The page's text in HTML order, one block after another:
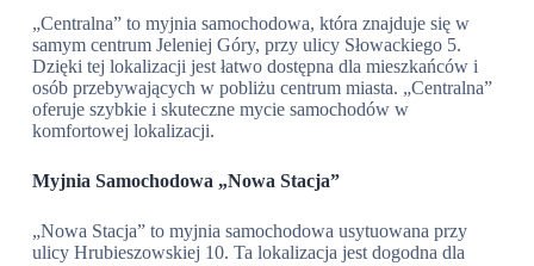
„Centralna” to myjnia samochodowa, która znajduje się w
samym centrum Jeleniej Góry, przy ulicy Słowackiego 5.
Dzięki tej lokalizacji jest łatwo dostępna dla mieszkańców i
osób przebywających w pobliżu centrum miasta. „Centralna”
oferuje szybkie i skuteczne mycie samochodów w
komfortowej lokalizacji.
Myjnia Samochodowa „Nowa Stacja”
„Nowa Stacja” to myjnia samochodowa usytuowana przy
ulicy Hrubieszowskiej 10. Ta lokalizacja jest dogodna dla